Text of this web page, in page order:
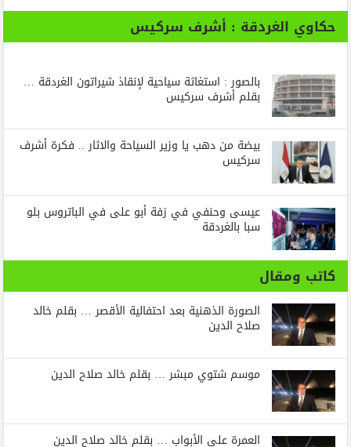
حكاوي الغردقة : أشرف سركيس
بالصور : استغاثة سياحية لإنقاذ شيراتون الغردقة …
بقلم أشرف سركيس
بيضة من دهب يا وزير السياحة والاثار .. فكرة أشرف
سركيس
عيسى وحنفي في زفة أبو على في الباتروس بلو
سبا بالغردقة
كاتب ومقال
الصورة الذهنية بعد احتفالية الأقصر … بقلم خالد
صلاح الدين
موسم شتوي مبشر … بقلم خالد صلاح الدين
العمرة على الأبواب … بقلم خالد صلاح الدين